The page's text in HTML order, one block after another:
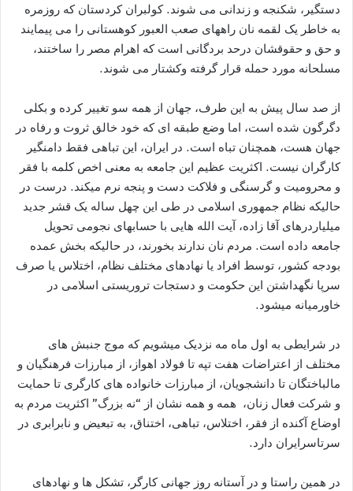
دستگیر، شکنجه و زندانی می شوند. کولبران کردستان که روزمره
به خاطر یک لقمه نان راههای صعب العبور کوهستانی را می پیمایند
و حق و حقوقشان درحد بردگانی است که اهرام مصر را ساختند،
مسلحانه مورد حمله قرار گرفته وکشتار می شوند.
از صد سال پیش به این طرف، جهان از همه سو تغییر کرده و بکلی
دگرگون شده است، اما وضع طبقه ای که خود خالق ثروت و رفاه در
جهان هست، همچنان تباه است. در ایران، این تباهی فقط دامنگیر
کارگران نیست. اکثریت عظیم این جامعه به معنی اخص کلمه با فقر
و محرومیت و گرسنگی و فلاکت دست و پنجه نرم میکند. درست در
حالیکه نظام جمهوری اسلامی در طی این چهل ساله یک قشر جدید
میلیاردرهای آقا زاده، آیت الله هایی با حسابهای نجومی تحویل
جامعه داده است. مردم نان ندارند بخورند، در حالیکه بخش عمده
بودجه کشور، توسط افراد یا نهادهای مختلف نظام، اختلاس یا صرف
سرپا نگهداشتن این حکومت و دستجات تروریستی اسلامی در
خاورمیانه میشود.
در شرایطی به اول ماه مه نزدیک میشویم که موج جنبش های
مختلف از اعتراضات هفت تپه تا فولاد اهواز، از مبارزات فرهنگیان و
مالباختگان تا دانشجویان، از مبارزات خانواده های کارگری تا حمایت
و شرکت فعال زنان، همه و همه نشان از “نه بزرگ” اکثریت مردم به
اوضاع آکنده از فقر، اختلاس، تباهی، اختناق، به تبعیض و نابرابری در
سرتاسرایران دارد.
در همین راستا و در آستانه روز جهانی کارگر، تشکل ها و نهادهای